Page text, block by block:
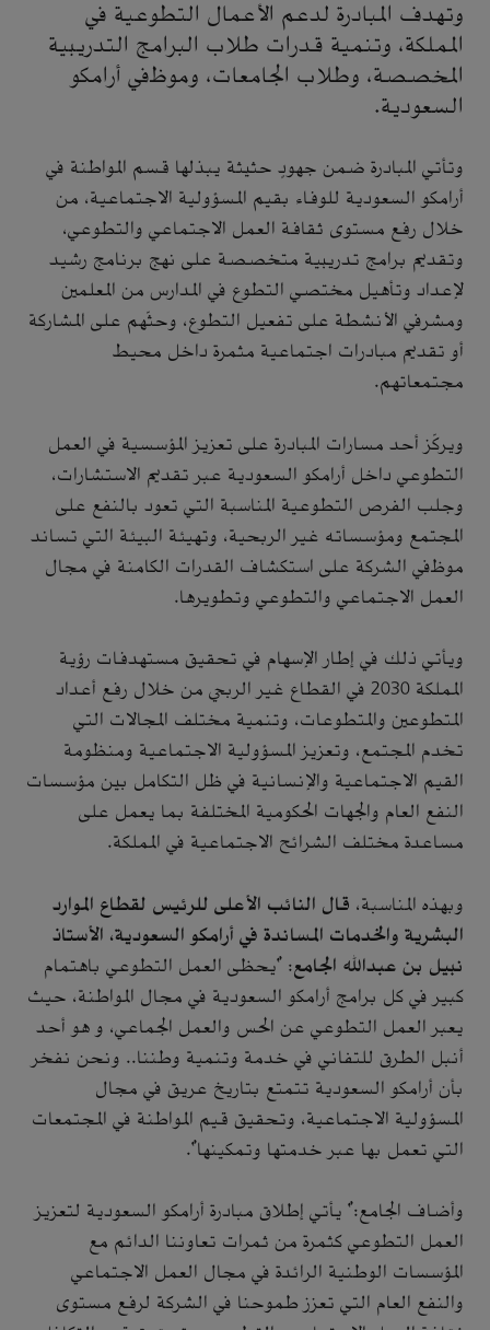
وتهدف المبادرة لدعم الأعمال التطوعية في
المملكة، وتنمية قدرات طلاب البرامج التدريبية
المخصصة، وطلاب الجامعات، وموظفي أرامكو
السعودية.
وتأتي المبادرة ضمن جهودٍ حثيثة يبذلها قسم المواطنة في
أرامكو السعودية للوفاء بقيم المسؤولية الاجتماعية، من
خلال رفع مستوى ثقافة العمل الاجتماعي والتطوعي،
وتقديم برامج تدريبية متخصصة على نهج برنامج رشيد
لإعداد وتأهيل مختصي التطوع في المدارس من المعلمين
ومشرفي الأنشطة على تفعيل التطوع، وحثّهم على المشاركة
أو تقديم مبادرات اجتماعية مثمرة داخل محيط
مجتمعاتهم.
ويركّز أحد مسارات المبادرة على تعزيز المؤسسية في العمل
التطوعي داخل أرامكو السعودية عبر تقديم الاستشارات،
وجلب الفرص التطوعية المناسبة التي تعود بالنفع على
المجتمع ومؤسساته غير الربحية، وتهيئة البيئة التي تساند
موظفي الشركة على استكشاف القدرات الكامنة في مجال
العمل الاجتماعي والتطوعي وتطويرها.
ويأتي ذلك في إطار الإسهام في تحقيق مستهدفات رؤية
المملكة 2030 في القطاع غير الربحي من خلال رفع أعداد
المتطوعين والمتطوعات، وتنمية مختلف المجالات التي
تخدم المجتمع، وتعزيز المسؤولية الاجتماعية ومنظومة
القيم الاجتماعية والإنسانية في ظل التكامل بين مؤسسات
النفع العام والجهات الحكومية المختلفة بما يعمل على
مساعدة مختلف الشرائح الاجتماعية في المملكة.
وبهذه المناسبة، قال النائب الأعلى للرئيس لقطاع الموارد
البشرية والخدمات المساندة في أرامكو السعودية، الأستاذ
نبيل بن عبدالله الجامع: "يحظى العمل التطوعي باهتمام
كبير في كل برامج أرامكو السعودية في مجال المواطنة، حيث
يعبر العمل التطوعي عن الحس والعمل الجماعي، و هو أحد
أنبل الطرق للتفاني في خدمة وتنمية وطننا.. ونحن نفخر
بأن أرامكو السعودية تتمتع بتاريخ عريق في مجال
المسؤولية الاجتماعية، وتحقيق قيم المواطنة في المجتمعات
التي تعمل بها عبر خدمتها وتمكينها".
وأضاف الجامع:" يأتي إطلاق مبادرة أرامكو السعودية لتعزيز
العمل التطوعي كثمرة من ثمرات تعاوننا الدائم مع
المؤسسات الوطنية الرائدة في مجال العمل الاجتماعي
والنفع العام التي تعزز طموحنا في الشركة لرفع مستوى